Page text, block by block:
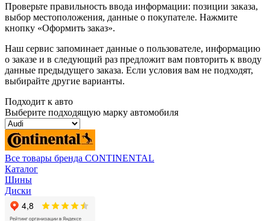
Проверьте правильность ввода информации: позиции заказа,
выбор местоположения, данные о покупателе. Нажмите
кнопку «Оформить заказ».
Наш сервис запоминает данные о пользователе, информацию
о заказе и в следующий раз предложит вам повторить к вводу
данные предыдущего заказа. Если условия вам не подходят,
выбирайте другие варианты.
Подходит к авто
Выберите подходящую марку автомобиля
Все товары бренда CONTINENTAL
Каталог
Шины
Диски